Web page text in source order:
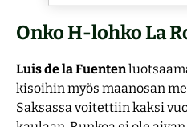
Onko H-lohko La
Luis de la Fuenten
kisoihin myös maanosan
Saksassa voitettiin kaksi